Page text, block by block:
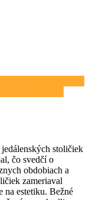
stoličiek
čo svedčí o
obdobiach a
zameriaval
na estetiku. Bežné